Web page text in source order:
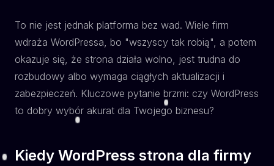
To nie jest jednak platforma bez wad. Wiele firm
wdraża WordPressa, bo "wszyscy tak robią", a potem
okazuje się, że strona działa wolno, jest trudna do
rozbudowy albo wymaga ciągłych aktualizacji i
zabezpieczeń. Kluczowe pytanie brzmi: czy WordPress
to dobry wybór akurat dla Twojego biznesu?
Kiedy WordPress strona dla firmy